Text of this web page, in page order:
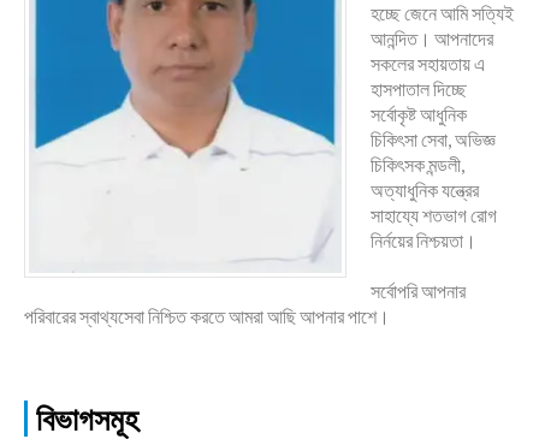
হচ্ছে জেনে আমি সত্যিই
আনন্দিত। আপনাদের
সকলের সহায়তায় এ
হাসপাতাল দিচ্ছে
সর্বোকৃষ্ট আধুনিক
চিকিৎসা সেবা, অভিজ্ঞ
চিকিৎসক মন্ডলী,
অত্যাধুনিক যন্ত্রের
সাহায্যে শতভাগ রোগ
নির্নয়ের নিশ্চয়তা।
সর্বোপরি আপনার
পরিবারের স্বাথ্যসেবা নিশ্চিত করতে আমরা আছি আপনার পাশে।
বিভাগসমূহ